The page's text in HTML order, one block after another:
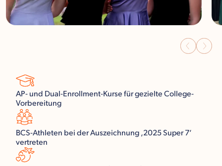
AP- und Dual-Enrollment-Kurse für gezielte College-
Vorbereitung
BCS-Athleten bei der Auszeichnung ‚2025 Super 7‘
vertreten